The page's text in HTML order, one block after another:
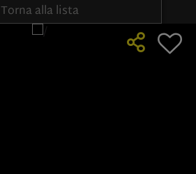
Torna alla lista